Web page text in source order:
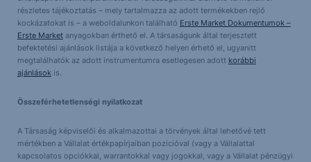
részletes tájékoztatás – mely tartalmazza az adott termékekben rejlő
kockázatokat is – a weboldalunkon található Erste Market Dokumentumok –
Erste Marketanyagokban érthető el. A társaságunk által terjesztett
befektetési ajánlások listája a következő helyen érhető el, ugyanitt
megtalálhatók az adott instrumentumra esetlegesen adott korábbi
ajánlásokis.
Összeférhetetlenségi nyilatkozat
A Társaság képviselői és alkalmazottai a törvények által lehetővé tett
mértékben a Vállalat értékpapírjaiban pozícióval (vagy a Vállalattal
kapcsolatos opciókkal, warrantokkal vagy jogokkal, vagy a Vállalat pénzügyi